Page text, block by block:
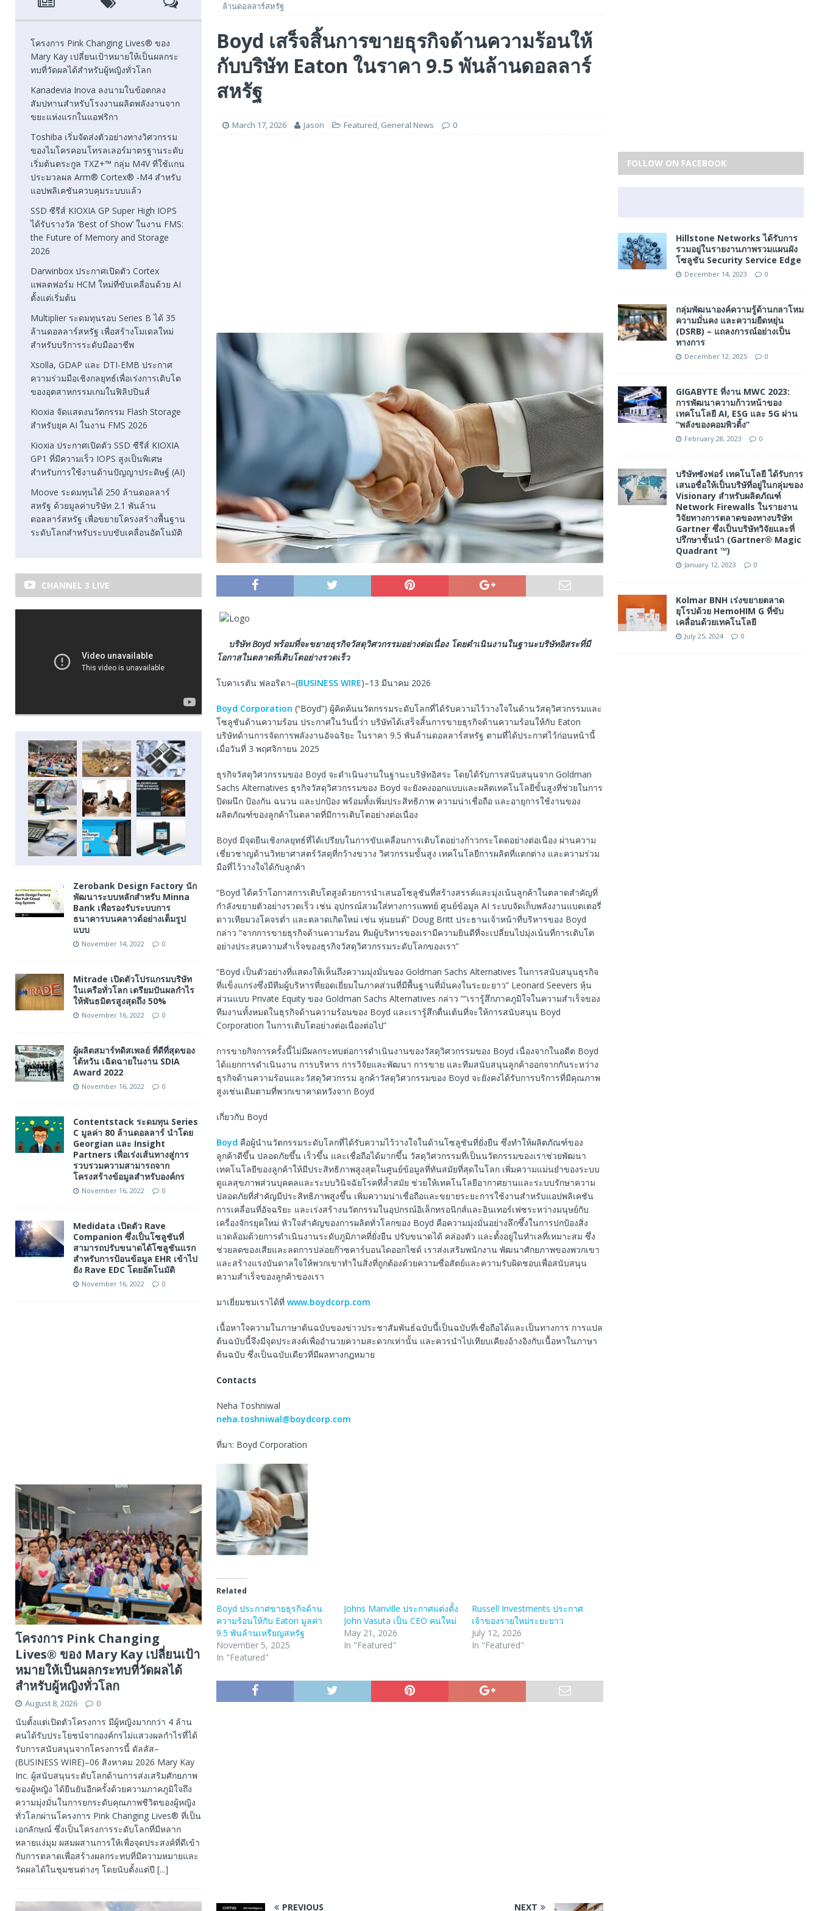
[ August 7, 2026 ] Toshiba เริ่มจัดส่งตัวอย่างทางวิศวกรรมของไมโครคอนโทรลเลอร์มาตรฐานระดับเริ่มต้นตระกูล TXZ+™ กลุ่ม M4V ที่ใช้
แกนประมวลผล Arm® Cortex® ‑M4 สำหรับแอปพลิเคชันควบคุมระบบแล้ว
FEATURED
[ August 7, 2026 ] SSD ซีรีส์ KIOXIA GP Super High IOPS ได้รับรางวัล ‘Best of Show’ ในงาน FMS: the Future of Memory and Storage
[ August 6, 2026 ] Darwinbox ประกาศเปิดตัว Cortex แพลตฟอร์ม HCM ใหม่ที่ขับเคลื่อนด้วย AI ตั้งแต่เริ่มต้น
ล้านดอลลาร์สหรัฐ
Boyd เสร็จสิ้นการขายธุรกิจด้านความร้อนให้
กับบริษัท Eaton ในราคา 9.5 พันล้านดอลลาร์
สหรัฐ
March 17, 2026 Jason Featured, General News 0
บริษัทBoyd พร้อมที่จะขยายธุรกิจวัสดุวิศวกรรมอย่างต่อเนื่อง โดยดำเนินงานในฐานะบริษัทอิสระที่มี
โอกาสในตลาดที่เติบโตอย่างรวดเร็ว
โบคาเรตัน ฟลอริดา–(BUSINESS WIRE)–13 มีนาคม 2026
Boyd Corporation (“Boyd”) ผู้คิดค้นนวัตกรรมระดับโลกที่ได้รับความไว้วางใจในด้านวัสดุวิศวกรรมและ
โซลูชันด้านความร้อน ประกาศในวันนี้ว่า บริษัทได้เสร็จสิ้นการขายธุรกิจด้านความร้อนให้กับ Eaton
บริษัทด้านการจัดการพลังงานอัจฉริยะ ในราคา 9.5 พันล้านดอลลาร์สหรัฐ ตามที่ได้ประกาศไว้ก่อนหน้านี้
เมื่อวันที่ 3 พฤศจิกายน 2025
ธุรกิจวัสดุวิศวกรรมของ Boyd จะดำเนินงานในฐานะบริษัทอิสระ โดยได้รับการสนับสนุนจาก Goldman
Sachs Alternatives ธุรกิจวัสดุวิศวกรรมของ Boyd จะยังคงออกแบบและผลิตเทคโนโลยีขั้นสูงที่ช่วยในการ
ปิดผนึก ป้องกัน ฉนวน และปกป้อง พร้อมทั้งเพิ่มประสิทธิภาพ ความน่าเชื่อถือ และอายุการใช้งานของ
ผลิตภัณฑ์ของลูกค้าในตลาดที่มีการเติบโตอย่างต่อเนื่อง
Boyd มีจุดยืนเชิงกลยุทธ์ที่ได้เปรียบในการขับเคลื่อนการเติบโตอย่างก้าวกระโดดอย่างต่อเนื่อง ผ่านความ
เชี่ยวชาญด้านวิทยาศาสตร์วัสดุที่กว้างขวาง วิศวกรรมขั้นสูง เทคโนโลยีการผลิตที่แตกต่าง และความร่วม
มือที่ไว้วางใจได้กับลูกค้า
“Boyd ได้คว้าโอกาสการเติบโตสูงด้วยการนำเสนอโซลูชันที่สร้างสรรค์และมุ่งเน้นลูกค้าในตลาดสำคัญที่
กำลังขยายตัวอย่างรวดเร็ว เช่น อุปกรณ์สวมใส่ทางการแพทย์ ศูนย์ข้อมูล AI ระบบจัดเก็บพลังงานแบตเตอรี่
ดาวเทียมวงโคจรต่ำ และตลาดเกิดใหม่ เช่น หุ่นยนต์” Doug Britt ประธานเจ้าหน้าที่บริหารของ Boyd
กล่าว “จากการขายธุรกิจด้านความร้อน ทีมผู้บริหารของเรามีความยินดีที่จะเปลี่ยนไปมุ่งเน้นที่การเติบโต
อย่างประสบความสำเร็จของธุรกิจวัสดุวิศวกรรมระดับโลกของเรา”
“Boyd เป็นตัวอย่างที่แสดงให้เห็นถึงความมุ่งมั่นของ Goldman Sachs Alternatives ในการสนับสนุนธุรกิจ
ที่แข็งแกร่งซึ่งมีทีมผู้บริหารที่ยอดเยี่ยมในภาคส่วนที่มีพื้นฐานที่มั่นคงในระยะยาว” Leonard Seevers หุ้น
ส่วนแบบ Private Equity ของ Goldman Sachs Alternatives กล่าว ““เรารู้สึกภาคภูมิใจในความสำเร็จของ
ทีมงานทั้งหมดในธุรกิจด้านความร้อนของ Boyd และเรารู้สึกตื่นเต้นที่จะให้การสนับสนุน Boyd
Corporation ในการเติบโตอย่างต่อเนื่องต่อไป”
การขายกิจการครั้งนี้ไม่มีผลกระทบต่อการดำเนินงานของวัสดุวิศวกรรมของ Boyd เนื่องจากในอดีต Boyd
ได้แยกการดำเนินงาน การบริหาร การวิจัยและพัฒนา การขาย และทีมสนับสนุนลูกค้าออกจากกันระหว่าง
ธุรกิจด้านความร้อนและวัสดุวิศวกรรม ลูกค้าวัสดุวิศวกรรมของ Boyd จะยังคงได้รับการบริการที่มีคุณภาพ
สูงเช่นเดิมตามที่พวกเขาคาดหวังจาก Boyd
เกี่ยวกับ Boyd
Boyd คือผู้นำนวัตกรรมระดับโลกที่ได้รับความไว้วางใจในด้านโซลูชันที่ยั่งยืน ซึ่งทำให้ผลิตภัณฑ์ของ
ลูกค้าดีขึ้น ปลอดภัยขึ้น เร็วขึ้น และเชื่อถือได้มากขึ้น วัสดุวิศวกรรมที่เป็นนวัตกรรมของเราช่วยพัฒนา
เทคโนโลยีของลูกค้าให้มีประสิทธิภาพสูงสุดในศูนย์ข้อมูลที่ทันสมัยที่สุดในโลก เพิ่มความแม่นยำของระบบ
ดูแลสุขภาพส่วนบุคคลและระบบวินิจฉัยโรคที่ล้ำสมัย ช่วยให้เทคโนโลยีอากาศยานและระบบรักษาความ
ปลอดภัยที่สำคัญมีประสิทธิภาพสูงขึ้น เพิ่มความน่าเชื่อถือและขยายระยะการใช้งานสำหรับแอปพลิเคชัน
การเคลื่อนที่อัจฉริยะ และเร่งสร้างนวัตกรรมในอุปกรณ์อิเล็กทรอนิกส์และอินเทอร์เฟซระหว่างมนุษย์กับ
เครื่องจักรยุคใหม่ หัวใจสำคัญของการผลิตทั่วโลกของ Boyd คือความมุ่งมั่นอย่างลึกซึ้งในการปกป้องสิ่ง
แวดล้อมด้วยการดำเนินงานระดับภูมิภาคที่ยั่งยืน ปรับขนาดได้ คล่องตัว และตั้งอยู่ในทำเลที่เหมาะสม ซึ่ง
ช่วยลดของเสียและลดการปล่อยก๊าซคาร์บอนไดออกไซด์ เราส่งเสริมพนักงาน พัฒนาศักยภาพของพวกเขา
และสร้างแรงบันดาลใจให้พวกเขาทำในสิ่งที่ถูกต้องด้วยความซื่อสัตย์และความรับผิดชอบเพื่อสนับสนุน
ความสำเร็จของลูกค้าของเรา
มาเยี่ยมชมเราได้ที่ www.boydcorp.com
เนื้อหาใจความในภาษาต้นฉบับของข่าวประชาสัมพันธ์ฉบับนี้เป็นฉบับที่เชื่อถือได้และเป็นทางการ การแปล
ต้นฉบับนี้จึงมีจุดประสงค์เพื่ออำนวยความสะดวกเท่านั้น และควรนำไปเทียบเคียงอ้างอิงกับเนื้อหาในภาษา
ต้นฉบับ ซึ่งเป็นฉบับเดียวที่มีผลทางกฎหมาย
Contacts
Neha Toshniwal
neha.toshniwal@boydcorp.com
ที่มา: Boyd Corporation
Related
Boyd ประกาศขายธุรกิจด้าน
ความร้อนให้กับ Eaton มูลค่า
9.5 พันล้านเหรียญสหรัฐ
November 5, 2025
In "Featured"
Johns Manville ประกาศแต่งตั้ง
John Vasuta เป็น CEO คนใหม่
May 21, 2026
In "Featured"
Russell Investments ประกาศ
เจ้าของรายใหม่ระยะยาว
July 12, 2026
In "Featured"
PREVIOUS NEXT
โครงการ Pink Changing Lives® ของ
Mary Kay เปลี่ยนเป้าหมายให้เป็นผลกระ
ทบที่วัดผลได้สำหรับผู้หญิงทั่วโลก
Kanadevia Inova ลงนามในข้อตกลง
สัมปทานสำหรับโรงงานผลิตพลังงานจาก
ขยะแห่งแรกในแอฟริกา
Toshiba เริ่มจัดส่งตัวอย่างทางวิศวกรรม
ของไมโครคอนโทรลเลอร์มาตรฐานระดับ
เริ่มต้นตระกูล TXZ+™ กลุ่ม M4V ที่ใช้แกน
ประมวลผล Arm® Cortex® ‑M4 สำหรับ
แอปพลิเคชันควบคุมระบบแล้ว
SSD ซีรีส์ KIOXIA GP Super High IOPS
ได้รับรางวัล ‘Best of Show’ ในงาน FMS:
the Future of Memory and Storage
2026
Darwinbox ประกาศเปิดตัว Cortex
แพลตฟอร์ม HCM ใหม่ที่ขับเคลื่อนด้วย AI
ตั้งแต่เริ่มต้น
Multiplier ระดมทุนรอบ Series B ได้ 35
ล้านดอลลาร์สหรัฐ เพื่อสร้างโมเดลใหม่
สำหรับบริการระดับมืออาชีพ
Xsolla, GDAP และ DTI-EMB ประกาศ
ความร่วมมือเชิงกลยุทธ์เพื่อเร่งการเติบโต
ของอุตสาหกรรมเกมในฟิลิปปินส์
Kioxia จัดแสดงนวัตกรรม Flash Storage
สำหรับยุค AI ในงาน FMS 2026
Kioxia ประกาศเปิดตัว SSD ซีรีส์ KIOXIA
GP1 ที่มีความเร็ว IOPS สูงเป็นพิเศษ
สำหรับการใช้งานด้านปัญญาประดิษฐ์ (AI)
Moove ระดมทุนได้ 250 ล้านดอลลาร์
สหรัฐ ด้วยมูลค่าบริษัท 2.1 พันล้าน
ดอลลาร์สหรัฐ เพื่อขยายโครงสร้างพื้นฐาน
ระดับโลกสำหรับระบบขับเคลื่อนอัตโนมัติ
CHANNEL 3 LIVE
Zerobank Design Factory นัก
พัฒนาระบบหลักสำหรับ Minna
Bank เพื่อรองรับระบบการ
ธนาคารบนคลาวด์อย่างเต็มรูป
แบบ
November 14, 2022 0
Mitrade เปิดตัวโปรแกรมบริษัท
ในเครือทั่วโลก เตรียมปันผลกำไร
ให้พันธมิตรสูงสุดถึง 50%
November 16, 2022 0
ผู้ผลิตสมาร์ทดิสเพลย์ ที่ดีที่สุดของ
ไต้หวัน เฉิดฉายในงาน SDIA
Award 2022
November 16, 2022 0
Contentstack ระดมทุน Series
C มูลค่า 80 ล้านดอลลาร์ นำโดย
Georgian และ Insight
Partners เพื่อเร่งเส้นทางสู่การ
รวบรวมความสามารถจาก
โครงสร้างข้อมูลสำหรับองค์กร
November 16, 2022 0
Medidata เปิดตัว Rave
Companion ซึ่งเป็นโซลูชันที่
สามารถปรับขนาดได้โซลูชันแรก
สำหรับการป้อนข้อมูล EHR เข้าไป
ยัง Rave EDC โดยอัตโนมัติ
November 16, 2022 0
โครงการ Pink Changing
Lives® ของ Mary Kay เปลี่ยนเป้า
หมายให้เป็นผลกระทบที่วัดผลได้
สำหรับผู้หญิงทั่วโลก
August 8, 2026 0
นับตั้งแต่เปิดตัวโครงการ มีผู้หญิงมากกว่า 4 ล้าน
คนได้รับประโยชน์จากองค์กรไม่แสวงผลกำไรที่ได้
รับการสนับสนุนจากโครงการนี้ ดัลลัส–
(BUSINESS WIRE)–06 สิงหาคม 2026 Mary Kay
Inc. ผู้สนับสนุนระดับโลกด้านการส่งเสริมศักยภาพ
ของผู้หญิง ได้ยืนยันอีกครั้งด้วยความภาคภูมิใจถึง
ความมุ่งมั่นในการยกระดับคุณภาพชีวิตของผู้หญิง
ทั่วโลกผ่านโครงการ Pink Changing Lives® ที่เป็น
เอกลักษณ์ ซึ่งเป็นโครงการระดับโลกที่มีหลาก
หลายแง่มุม ผสมผสานการให้เพื่อจุดประสงค์ที่ดีเข้า
กับการตลาดเพื่อสร้างผลกระทบที่มีความหมายและ
วัดผลได้ในชุมชนต่างๆ โดยนับตั้งแต่ปี [...]
FOLLOW ON FACEBOOK
Hillstone Networks ได้รับการ
รวมอยู่ในรายงานภาพรวมแผนผัง
โซลูชัน Security Service Edge
December 14, 2023 0
กลุ่มพัฒนาองค์ความรู้ด้านกลาโหม
ความมั่นคง และความยืดหยุ่น
(DSRB) – แถลงการณ์อย่างเป็น
ทางการ
December 12, 2025 0
GIGABYTE ที่งาน MWC 2023:
การพัฒนาความก้าวหน้าของ
เทคโนโลยี AI, ESG และ 5G ผ่าน
“พลังของคอมพิวติ้ง”
February 28, 2023 0
บริษัทซังฟอร์ เทคโนโลยี ได้รับการ
เสนอชื่อให้เป็นบริษัที่อยู่ในกลุ่มของ
Visionary สำหรับผลิตภัณฑ์
Network Firewalls ในรายงาน
วิจัยทางการตลาดของทางบริษัท
Gartner ซึ่งเป็นบริษัทวิจัยและที่
ปรึกษาชั้นนำ (Gartner® Magic
Quadrant ™)
January 12, 2023 0
Kolmar BNH เร่งขยายตลาด
ยุโรปด้วย HemoHIM G ที่ขับ
เคลื่อนด้วยเทคโนโลยี
July 25, 2024 0